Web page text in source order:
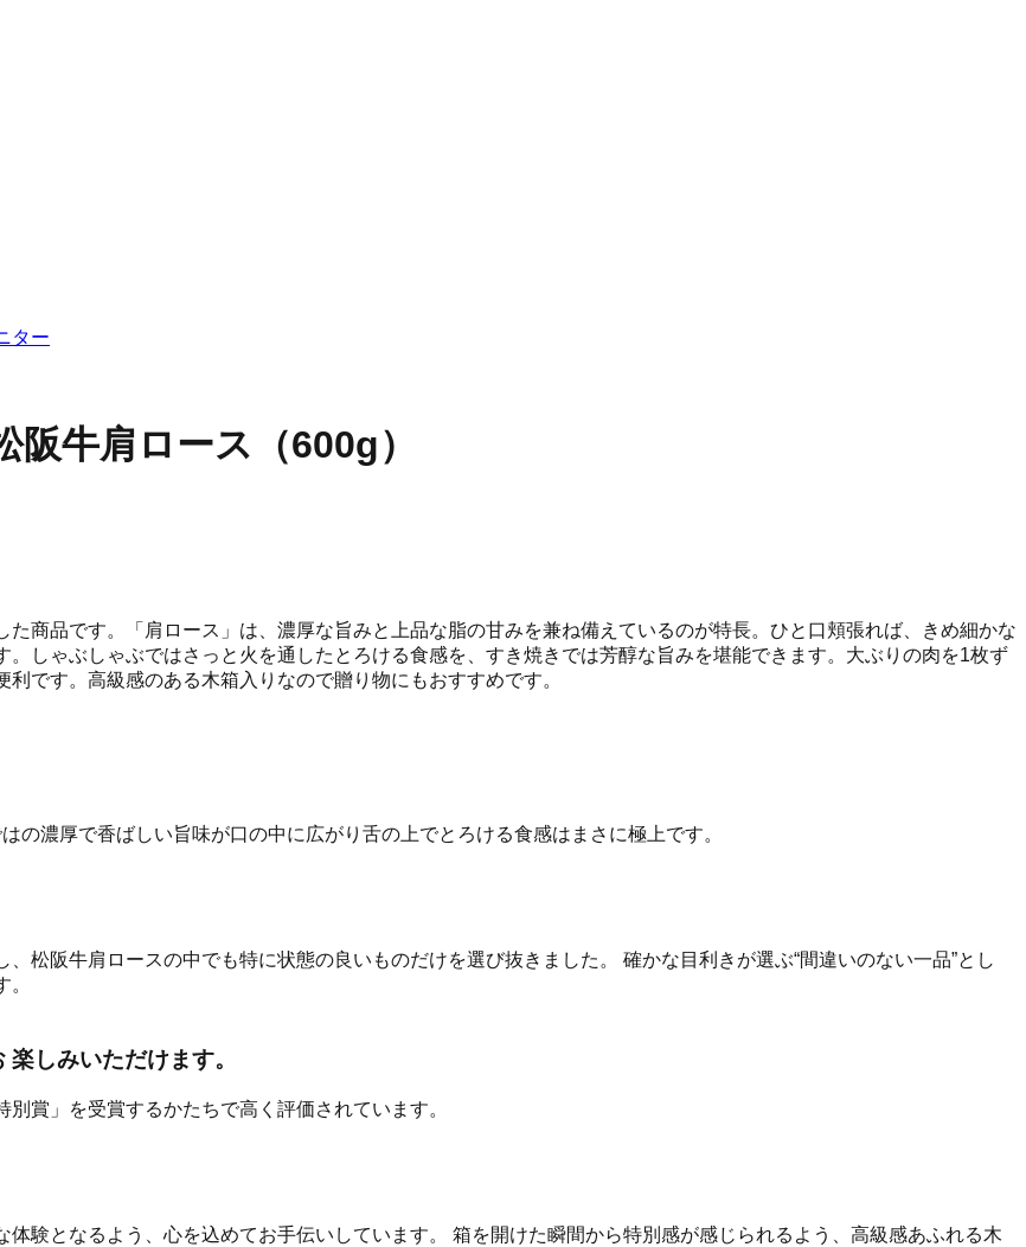
ター
阪牛肩ロース（600g）
商品です。「肩ロース」は、濃厚な旨みと上品な脂の甘みを兼ね備えているのが特長。ひと口頬張れば、きめ細かな
しゃぶしゃぶではさっと火を通したとろける食感を、すき焼きでは芳醇な旨みを堪能できます。大ぶりの肉を1枚ず
です。高級感のある木箱入りなので贈り物にもおすすめです。
濃厚で香ばしい旨味が口の中に広がり舌の上でとろける食感はまさに極上です。
松阪牛肩ロースの中でも特に状態の良いものだけを選び抜きました。 確かな目利きが選ぶ“間違いのない一品”とし
しみいただけます。
賞」を受賞するかたちで高く評価されています。
験となるよう、心を込めてお手伝いしています。 箱を開けた瞬間から特別感が感じられるよう、高級感あふれる木